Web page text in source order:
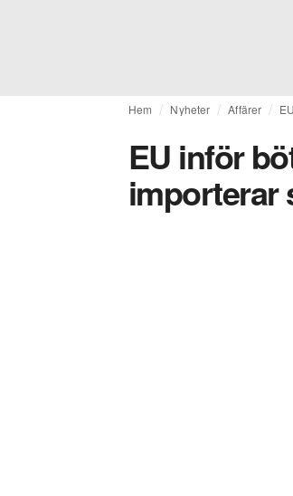
Hem Nyheter Affärer
EU inför
importerar